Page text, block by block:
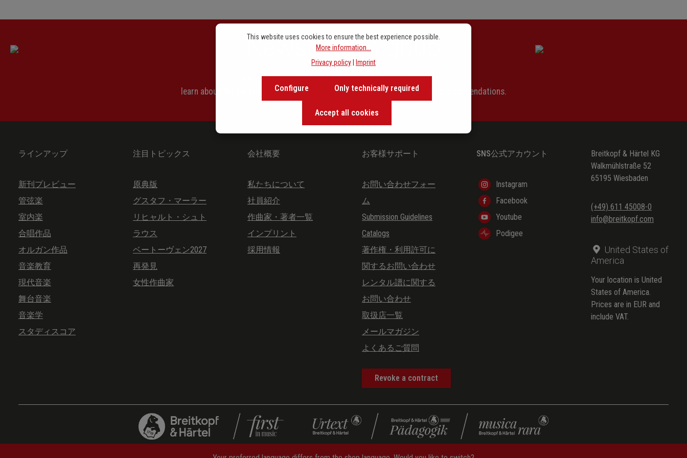
(Walter Heinz Bernstein)
Newsletter signup
Our newsletter keeps you on beat. Discover new releases,
learn about the background of music and become inspired with exclusive recommendations.
ラインアップ
新刊プレビュー
管弦楽
室内楽
合唱作品
オルガン作品
音楽教育
現代音楽
舞台音楽
音楽学
スタディスコア
注目トピックス
原典版
グスタフ・マーラー
リヒャルト・シュト
ラウス
ベートーヴェン2027
再発見
女性作曲家
会社概要
私たちについて
社員紹介
作曲家・著者一覧
インプリント
採用情報
お客様サポート
お問い合わせフォー
ム
Submission Guidelines
Catalogs
著作権・利用許可に
関するお問い合わせ
レンタル譜に関する
お問い合わせ
取扱店一覧
メールマガジン
よくあるご質問
Revoke a contract
SNS公式アカウント
Instagram
Facebook
Youtube
Podigee
Breitkopf & Härtel KG
Walkmühlstraße 52
65195 Wiesbaden
(+49) 611 45008-0
info@breitkopf.com
United States of
America
Your location is United
States of America.
Prices are in EUR and
include VAT.
This website uses cookies to ensure the best experience possible.
More information...
Privacy policy
Imprint
Only technically required
Configure
Accept all cookies